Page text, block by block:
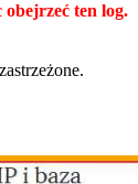
ten log.